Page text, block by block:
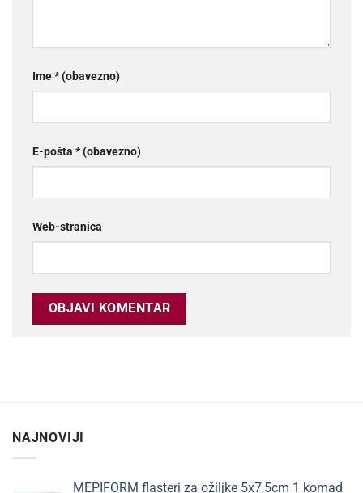
Ime* (obavezno)
E-pošta * (obavezno)
Web-stranica
NAJNOVIJI
MEPIFORM flasteri za ožiljke 5x7,5cm 1 komad